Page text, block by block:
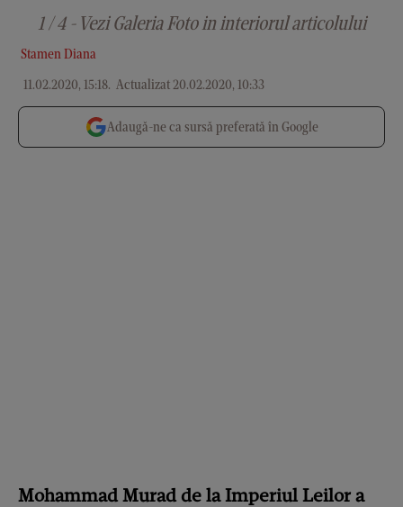
Stamen Diana
11.02.2020, 15:18. Actualizat 20.02.2020, 10:33
1 / 4 - Vezi Galeria Foto in interiorul articolului
Adaugă-ne ca sursă preferată în Google
Mohammad Murad de la Imperiul Leilor a